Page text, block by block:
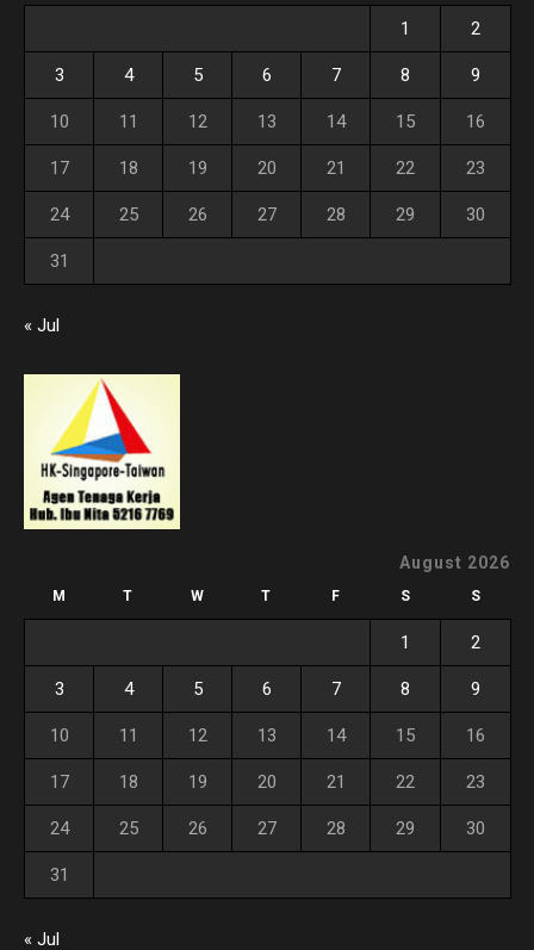
1 2
3 4 5 6 7 8 9
10 11 12 13 14 15 16
17 18 19 20 21 22 23
24 25 26 27 28 29 30
31
« Jul
August 2026
M T W T F S S
1 2
3 4 5 6 7 8 9
10 11 12 13 14 15 16
17 18 19 20 21 22 23
24 25 26 27 28 29 30
31
« Jul